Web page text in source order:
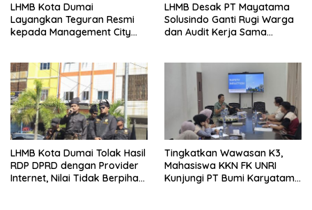
LHMB Kota Dumai
Layangkan Teguran Resmi
kepada Management City
kepada Masyarakat
LHMB Desak PT Mayatama
Solusindo Ganti Rugi Warga
dan Audit Kerja Sama
LHMB Kota Dumai Tolak Hasil
RDP DPRD dengan Provider
Internet, Nilai Tidak Berpihak
Tingkatkan Wawasan K3,
Mahasiswa KKN FK UNRI
Kunjungi PT Bumi Karyatama